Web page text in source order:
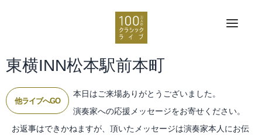
東横INN松本駅前本町
他ライブへGO
本日はご来場ありがとうございました。
演奏家への応援メッセージをお寄せください。
お返事はできかねますが、頂いたメッセージは演奏家本人にお伝